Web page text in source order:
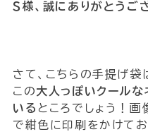
Ｓ様、誠にありがとう
さて、こちらの手提げ袋
この大人っぽいクール
いる ところでしょう！画
で紺色に印刷をかけてお